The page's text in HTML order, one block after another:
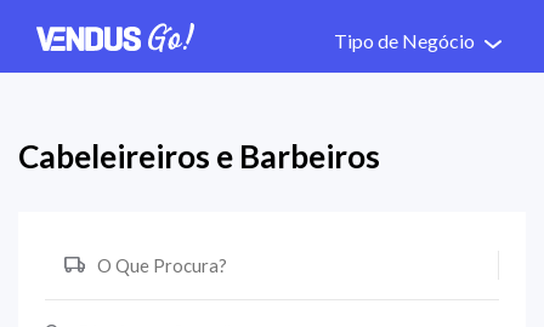
Tipo de Negócio
Cabeleireiros e Barbeiros